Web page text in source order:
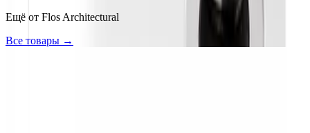
Ещё от Flos Architectural
Все товары →